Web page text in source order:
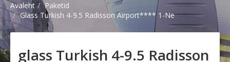
Avaleht
Paketid
Glass Turkish 4-9.5 Radisson Airport**** 1-Ne
glass Turkish 4-9.5 Radisson